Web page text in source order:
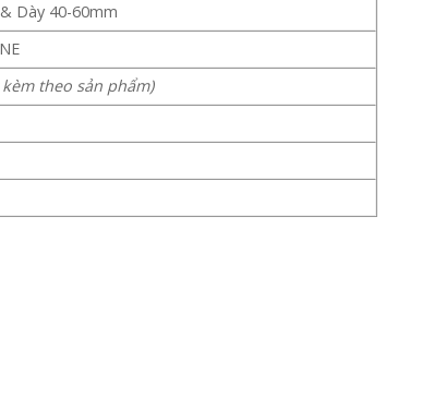
Dày 40-60mm
theo sản phẩm)